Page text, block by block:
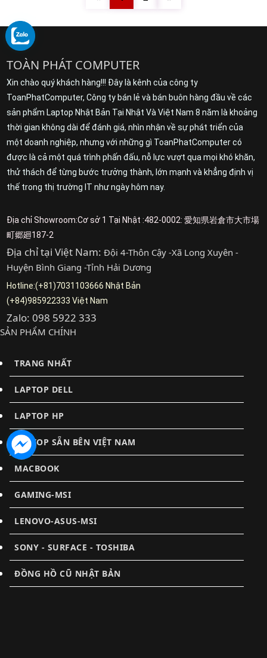
TOÀN PHÁT COMPUTER
Xin chào quý khách hàng!!! Đây là kênh của công ty
ToanPhatComputer, Công ty bán lẻ và bán buôn hàng đầu về các
sản phẩm Laptop Nhật Bản Tại Nhật Và Việt Nam 8 năm là khoảng
thời gian không dài để đánh giá, nhìn nhận về sự phát triển của
một doanh nghiệp, nhưng với những gì ToanPhatComputer có
được là cả một quá trình phấn đấu, nỗ lực vượt qua mọi khó khăn,
thử thách để từng bước trưởng thành, lớn mạnh và khẳng định vị
thế trong thị trường IT như ngày hôm nay.
Địa chỉ Showroom:Cơ sở 1 Tại Nhật :482-0002: 愛知県岩倉市大市場
町郷廻187-2
Địa chỉ tại Việt Nam:Đội 4-Thôn Cậy -Xã Long Xuyên -
Huyện Bình Giang -Tỉnh Hải Dương
Hotline:(+81)7031103666 Nhật Bản
(+84)985922333 Việt Nam
Zalo: 098 5922 333
SẢN PHẨM CHÍNH
TRANG NHẤT
LAPTOP DELL
LAPTOP HP
LAPTOP SẴN BÊN VIỆT NAM
MACBOOK
GAMING-MSI
LENOVO-ASUS-MSI
SONY - SURFACE - TOSHIBA
ĐỒNG HỒ CŨ NHẬT BẢN